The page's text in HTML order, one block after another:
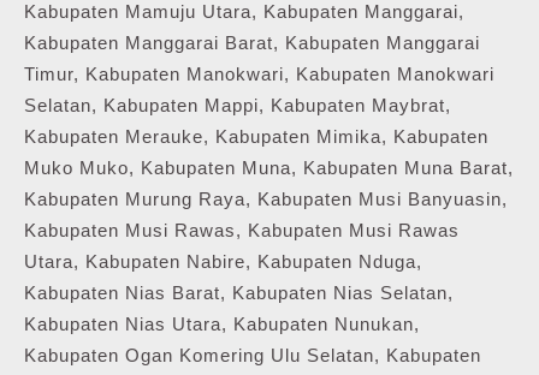
Kabupaten Mamuju Utara, Kabupaten Manggarai,
Kabupaten Manggarai Barat, Kabupaten Manggarai
Timur, Kabupaten Manokwari, Kabupaten Manokwari
Selatan, Kabupaten Mappi, Kabupaten Maybrat,
Kabupaten Merauke, Kabupaten Mimika, Kabupaten
Muko Muko, Kabupaten Muna, Kabupaten Muna Barat,
Kabupaten Murung Raya, Kabupaten Musi Banyuasin,
Kabupaten Musi Rawas, Kabupaten Musi Rawas
Utara, Kabupaten Nabire, Kabupaten Nduga,
Kabupaten Nias Barat, Kabupaten Nias Selatan,
Kabupaten Nias Utara, Kabupaten Nunukan,
Kabupaten Ogan Komering Ulu Selatan, Kabupaten